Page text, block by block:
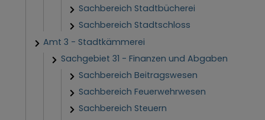
Sachbereich Stadtbücherei
Sachbereich Stadtschloss
Amt 3 - Stadtkämmerei
Sachgebiet 31 - Finanzen und Abgaben
Sachbereich Beitragswesen
Sachbereich Feuerwehrwesen
Sachbereich Steuern